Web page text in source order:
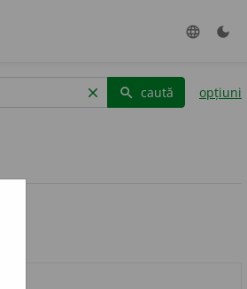
language dark_mode
clear search caută opțiuni